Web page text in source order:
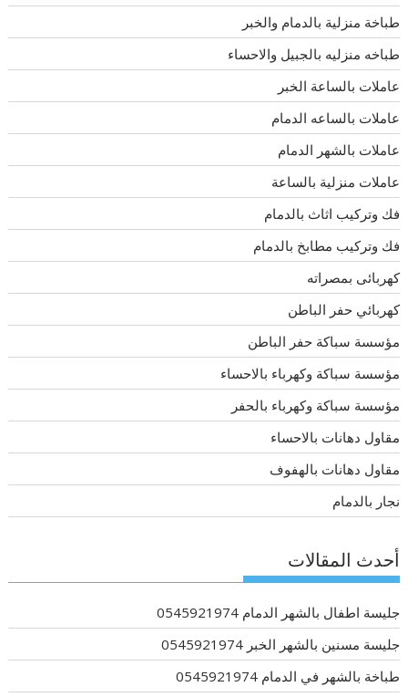
طباخة منزلية بالدمام والخبر
طباخه منزليه بالجبيل والاحساء
عاملات بالساعة الخبر
عاملات بالساعه الدمام
عاملات بالشهر الدمام
عاملات منزلية بالساعة
فك وتركيب اثاث بالدمام
فك وتركيب مطابخ بالدمام
كهربائى بمصراته
كهربائي حفر الباطن
مؤسسة سباكة حفر الباطن
مؤسسة سباكة وكهرباء بالاحساء
مؤسسة سباكة وكهرباء بالحفر
مقاول دهانات بالاحساء
مقاول دهانات بالهفوف
نجار بالدمام
أحدث المقالات
جليسة اطفال بالشهر الدمام 0545921974
جليسة مسنين بالشهر الخبر 0545921974
طباخة بالشهر في الدمام 0545921974